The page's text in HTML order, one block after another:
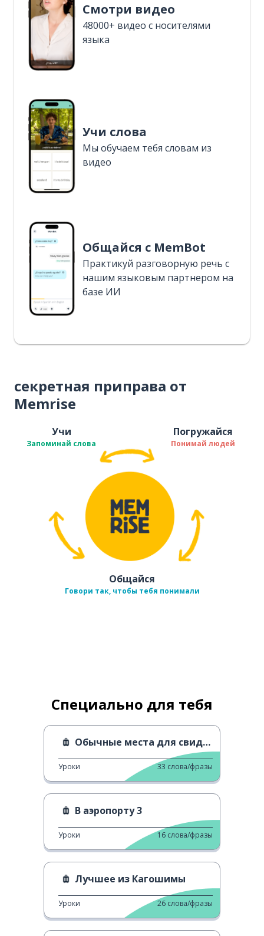
Смотри видео
48000+ видео с носителями
языка
Учи слова
Мы обучаем тебя словам из
видео
Общайся с MemBot
Практикуй разговорную речь с
нашим языковым партнером на
базе ИИ
секретная приправа от
Memrise
Учи
Запоминай слова
Погружайся
Понимай людей
Общайся
Говори так, чтобы тебя понимали
Специально для тебя
Обычные места для свиданий в Сайтаме
Уроки 33 слова/фразы
В аэропорту 3
Уроки 16 слова/фразы
Лучшее из Кагошимы
Уроки 26 слова/фразы